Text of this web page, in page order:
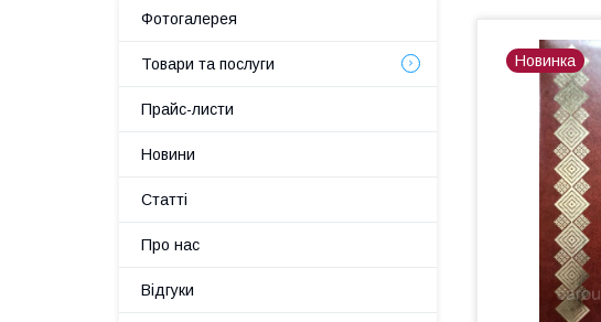
Новинка
Фотогалерея
Товари та послуги
Прайс-листи
Новини
Статті
Про нас
Відгуки